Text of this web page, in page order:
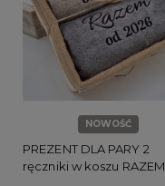
NOWOŚĆ
PREZENT DLA PARY 2
ręczniki w koszu RAZEM